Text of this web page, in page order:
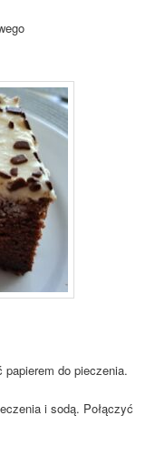
papierem do pieczenia.
i sodą. Połączyć